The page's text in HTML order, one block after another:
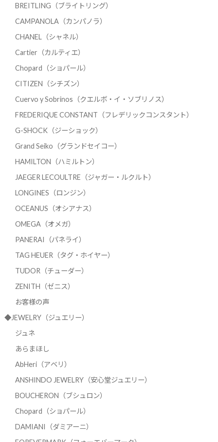
BREITLING（ブライトリング）
CAMPANOLA（カンパノラ）
CHANEL（シャネル）
Cartier（カルティエ）
Chopard（ショパール）
CITIZEN（シチズン）
Cuervo y Sobrinos（クエルボ・イ・ソブリノス）
FREDERIQUE CONSTANT（フレデリックコンスタント）
G-SHOCK（ジーショック）
Grand Seiko（グランドセイコー）
HAMILTON（ハミルトン）
JAEGER LECOULTRE（ジャガー・ルクルト）
LONGINES（ロンジン）
OCEANUS（オシアナス）
OMEGA（オメガ）
PANERAI（パネライ）
TAG HEUER（タグ・ホイヤー）
TUDOR（チューダー）
ZENITH（ゼニス）
お客様の声
◆JEWELRY（ジュエリー）
ジュネ
あらまほし
AbHeri（アベリ）
ANSHINDO JEWELRY（安心堂ジュエリー）
BOUCHERON（ブシュロン）
Chopard（ショパール）
DAMIANI（ダミアーニ）